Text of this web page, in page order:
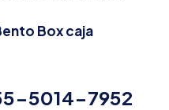
Box caja
5014-7952